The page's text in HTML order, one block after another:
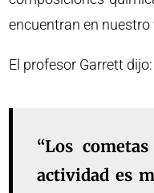
encuentran en nuestro
El profesor Garrett dijo:
“Los
actividad es